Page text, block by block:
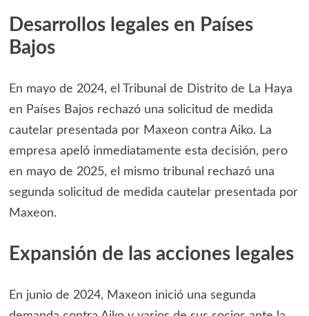
Desarrollos legales en Países
Bajos
En mayo de 2024, el Tribunal de Distrito de La Haya
en Países Bajos rechazó una solicitud de medida
cautelar presentada por Maxeon contra Aiko. La
empresa apeló inmediatamente esta decisión, pero
en mayo de 2025, el mismo tribunal rechazó una
segunda solicitud de medida cautelar presentada por
Maxeon.
Expansión de las acciones legales
En junio de 2024, Maxeon inició una segunda